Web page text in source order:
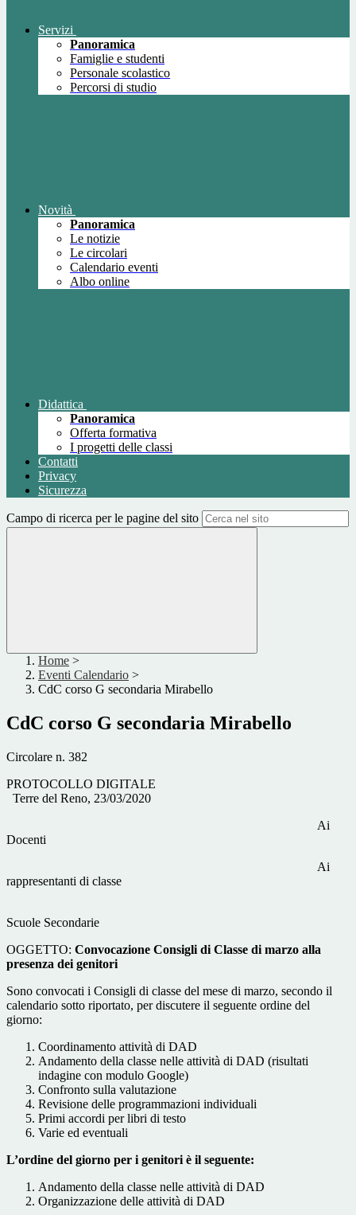
Servizi
Panoramica
Famiglie e studenti
Personale scolastico
Percorsi di studio
Novità
Panoramica
Le notizie
Le circolari
Calendario eventi
Albo online
Didattica
Panoramica
Offerta formativa
I progetti delle classi
Contatti
Privacy
Sicurezza
Campo di ricerca per le pagine del sito
Home >
Eventi Calendario >
CdC corso G secondaria Mirabello
CdC corso G secondaria Mirabello
Circolare n. 382
PROTOCOLLO DIGITALE
Terre del Reno, 23/03/2020
Ai
Docenti
Ai
rappresentanti di classe
Scuole Secondarie
OGGETTO: Convocazione Consigli di Classe di marzo alla
presenza dei genitori
Sono convocati i Consigli di classe del mese di marzo, secondo il
calendario sotto riportato, per discutere il seguente ordine del
giorno:
Coordinamento attività di DAD
Andamento della classe nelle attività di DAD (risultati
indagine con modulo Google)
Confronto sulla valutazione
Revisione delle programmazioni individuali
Primi accordi per libri di testo
Varie ed eventuali
L’ordine del giorno per i genitori è il seguente:
Andamento della classe nelle attività di DAD
Organizzazione delle attività di DAD